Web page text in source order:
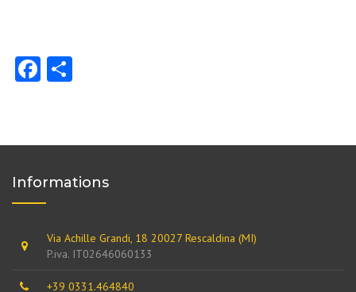
Facebook
Informations
Via Achille Grandi, 18 20027 Rescaldina (MI)
P.iva. IT02646060133
+39 0331.464840